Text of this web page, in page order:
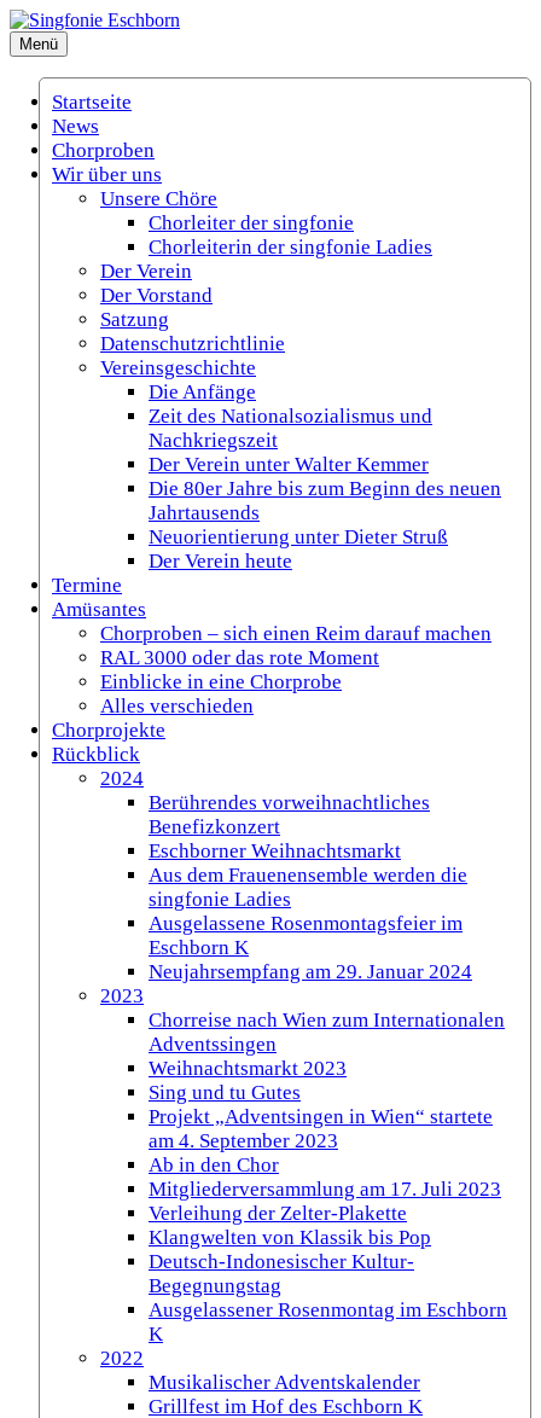
Zum
Inhalt
springen
Singfonie Eschborn
(Gemischter Chor Eschborn e.V.)
Menü
Startseite
News
Chorproben
Wir über uns
Unsere Chöre
Chorleiter der singfonie
Chorleiterin der singfonie Ladies
Der Verein
Der Vorstand
Satzung
Datenschutzrichtlinie
Vereinsgeschichte
Die Anfänge
Zeit des Nationalsozialismus und
Nachkriegszeit
Der Verein unter Walter Kemmer
Die 80er Jahre bis zum Beginn des neuen
Jahrtausends
Neuorientierung unter Dieter Struß
Der Verein heute
Termine
Amüsantes
Chorproben – sich einen Reim darauf machen
RAL 3000 oder das rote Moment
Einblicke in eine Chorprobe
Alles verschieden
Chorprojekte
Rückblick
2024
Berührendes vorweihnachtliches
Benefizkonzert
Eschborner Weihnachtsmarkt
Aus dem Frauenensemble werden die
singfonie Ladies
Ausgelassene Rosenmontagsfeier im
Eschborn K
Neujahrsempfang am 29. Januar 2024
2023
Chorreise nach Wien zum Internationalen
Adventssingen
Weihnachtsmarkt 2023
Sing und tu Gutes
Projekt „Adventsingen in Wien“ startete
am 4. September 2023
Ab in den Chor
Mitgliederversammlung am 17. Juli 2023
Verleihung der Zelter-Plakette
Klangwelten von Klassik bis Pop
Deutsch-Indonesischer Kultur-
Begegnungstag
Ausgelassener Rosenmontag im Eschborn
K
2022
Musikalischer Adventskalender
Grillfest im Hof des Eschborn K